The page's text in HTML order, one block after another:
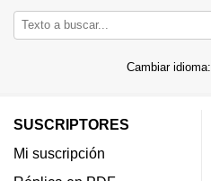
Cambiar idioma:
SUSCRIPTORES
Mi suscripción